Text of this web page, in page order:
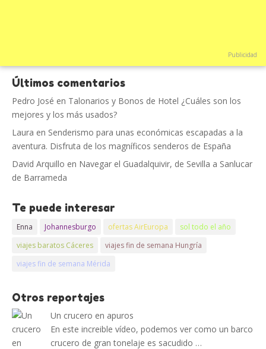
Publicidad
Últimos comentarios
Pedro José en Talonarios y Bonos de Hotel ¿Cuáles son los
mejores y los más usados?
Laura en Senderismo para unas económicas escapadas a la
aventura. Disfruta de los magníficos senderos de España
David Arquillo en Navegar el Guadalquivir, de Sevilla a Sanlucar
de Barrameda
Te puede interesar
Enna Johannesburgo ofertas AirEuropa
sol todo el año
viajes baratos Cáceres
viajes fin de semana Hungría
viajes fin de semana Mérida
Otros reportajes
Un crucero en apuros
En este increible vídeo, podemos ver como un barco
crucero de gran tonelaje es sacudido …